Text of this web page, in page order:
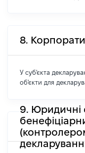
8.
У суб'єкта
об'єкти для
9. Юридичні